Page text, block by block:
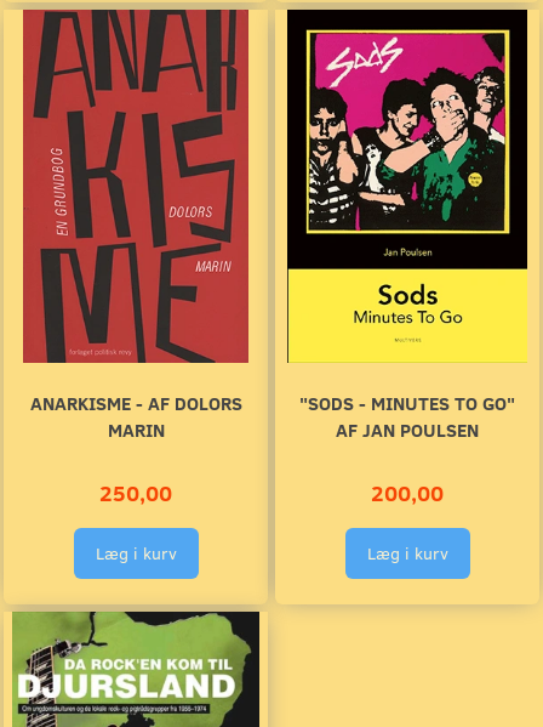
ANARKISME - AF DOLORS
MARIN
250,00
Læg i kurv
"SODS - MINUTES TO GO"
AF JAN POULSEN
200,00
Læg i kurv